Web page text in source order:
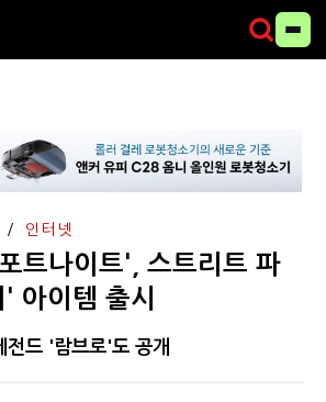
인터넷
트나이트', 스트리트 파
아이템 출시
전드 '람브로'도 공개